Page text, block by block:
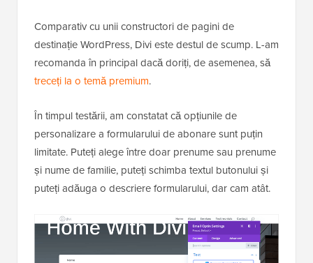
Comparativ cu unii constructori de pagini de
destinație WordPress, Divi este destul de scump. L-am
recomanda în principal dacă doriți, de asemenea, să
treceți la o temă premium.
În timpul testării, am constatat că opțiunile de
personalizare a formularului de abonare sunt puțin
limitate. Puteți alege între doar prenume sau prenume
și nume de familie, puteți schimba textul butonului și
puteți adăuga o descriere formularului, dar cam atât.